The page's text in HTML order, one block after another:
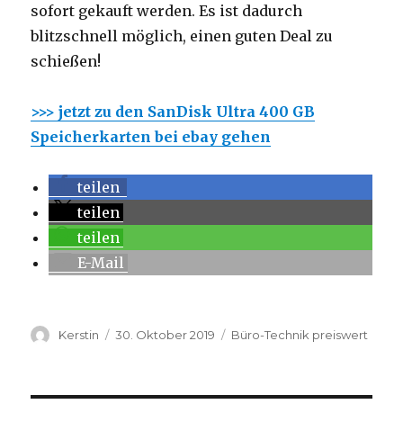
sofort gekauft werden. Es ist dadurch
blitzschnell möglich, einen guten Deal zu
schießen!
>>> jetzt zu den SanDisk Ultra 400 GB
Speicherkarten bei ebay gehen
teilen
teilen
teilen
E-Mail
Autor
Kerstin
Veröffentlicht
30. Oktober 2019 Kategorien
Büro-Technik preiswert